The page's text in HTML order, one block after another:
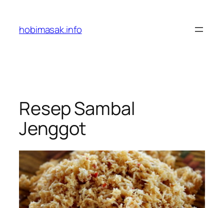
content
hobimasak.info
Resep Sambal
Jenggot